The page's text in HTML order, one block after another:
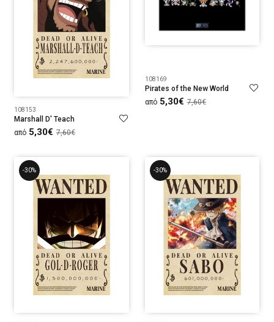
108153
Marshall D' Teach
από 5,30€ 7,60€
108169
Pirates of the New World
από 5,30€ 7,60€
-30% -30%